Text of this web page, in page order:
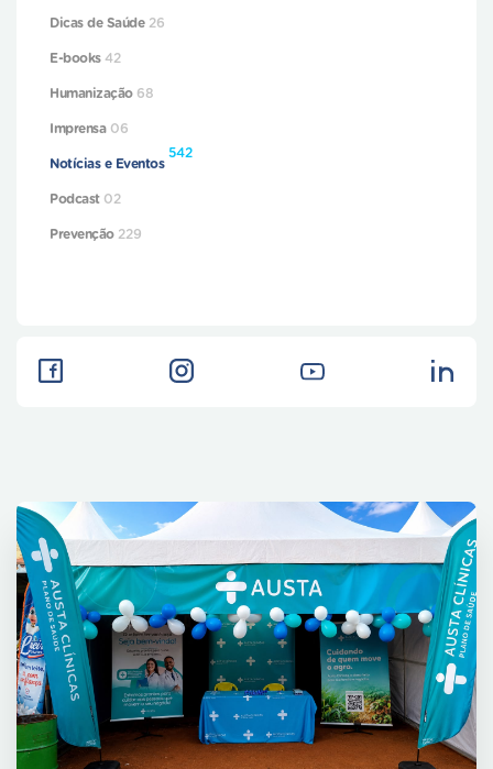
Dicas de Saúde 26
E-books 42
Humanização 68
Imprensa 06
Notícias e Eventos
542
Podcast 02
Prevenção 229